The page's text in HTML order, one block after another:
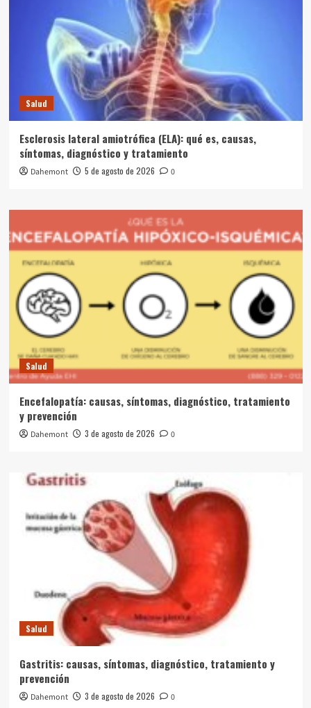
Salud
Esclerosis lateral amiotrófica (ELA): qué es, causas,
síntomas, diagnóstico y tratamiento
Dahemont 5 de agosto de 2026 0
Salud
Encefalopatía: causas, síntomas, diagnóstico, tratamiento
y prevención
Dahemont 3 de agosto de 2026 0
Salud
Gastritis: causas, síntomas, diagnóstico, tratamiento y
prevención
Dahemont 3 de agosto de 2026 0